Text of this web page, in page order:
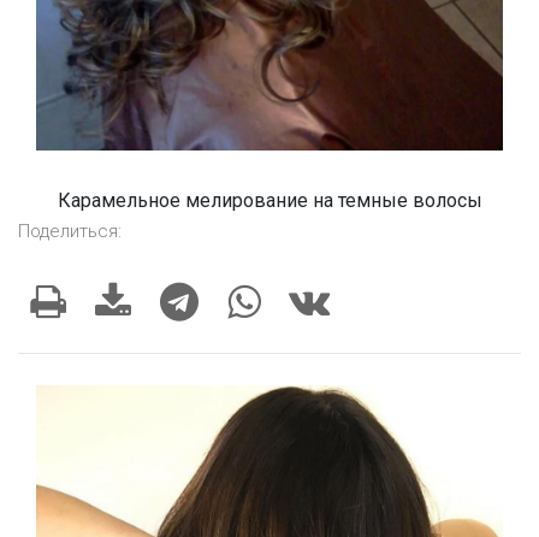
Карамельное мелирование на темные волосы
Поделиться: